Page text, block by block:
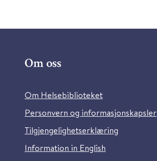
Om oss
Om Helsebiblioteket
Personvern og informasjonskapsler
Tilgjengelighetserklæring
Information in English